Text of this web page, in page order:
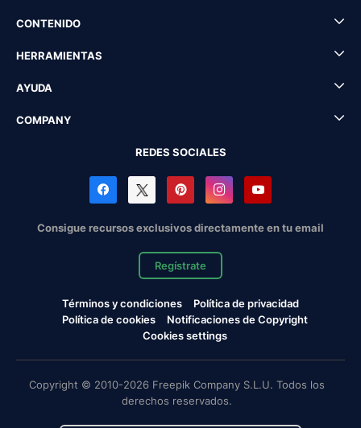
CONTENIDO
HERRAMIENTAS
AYUDA
COMPANY
REDES SOCIALES
Consigue recursos exclusivos directamente en tu email
Regístrate
Términos y condiciones
Política de privacidad
Política de cookies
Notificaciones de Copyright
Cookies settings
Copyright © 2010-2026 Freepik Company S.L.U. Todos los
derechos reservados.